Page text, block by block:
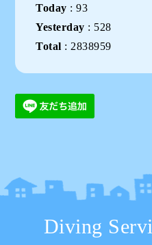
Today :93
Yesterday : 528
Total : 2838959
Diving